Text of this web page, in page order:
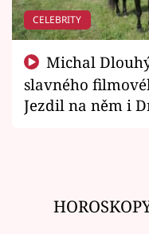
CELEBRITY
slavného
Jezdil na něm i